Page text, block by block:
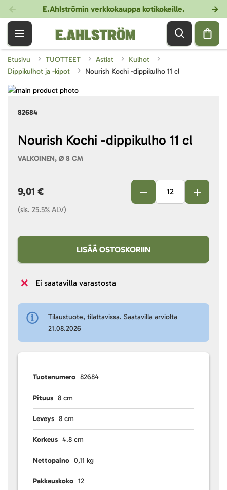
E.Ahlströmin verkkokauppa kotikokeille.
Etusivu TUOTTEET Astiat
Kulhot
Dippikulhot ja -kipot
Nourish Kochi -dippikulho 11 cl
82684
Nourish Kochi -dippikulho 11 cl
VALKOINEN, Ø 8 CM
9,01 €
(sis. 25.5% ALV)
LISÄÄ OSTOSKORIIN
Ei saatavilla varastosta
Tilaustuote, tilattavissa. Saatavilla arviolta
21.08.2026
Tuotenumero 82684
Pituus 8 cm
Leveys 8 cm
Korkeus 4.8 cm
Nettopaino 0,11 kg
Pakkauskoko 12
Skip
images
beginning